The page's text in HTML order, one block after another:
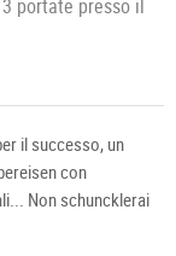
portate presso il
il successo, un
con
Non schuncklerai